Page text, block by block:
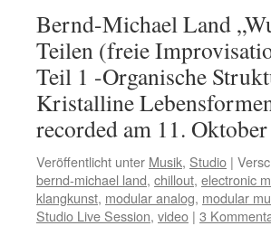
Bernd-Michael Land
Teilen (freie
Teil 1 -Organische
Kristalline
recorded am 11.
Veröffentlicht unter Musik, Studio |
bernd-michael land, chillout, electronic
klangkunst, modular analog, modular
Studio Live Session, video | 3